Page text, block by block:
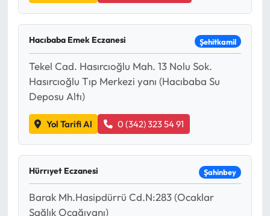
Hacıbaba Emek Eczanesi Şehitkamil
Tekel Cad. Hasırcıoğlu Mah. 13 Nolu Sok.
Hasırcıoğlu Tıp Merkezi yanı (Hacıbaba Su
Deposu Altı)
Yol Tarifi Al 0 (342) 323 54 91
Hürrıyet Eczanesi Şahinbey
Barak Mh.Hasipdürrü Cd.N:283 (Ocaklar
Sağlık Ocağıyanı)